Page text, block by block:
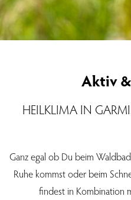
Aktiv
HEILKLIMA IN
Ganz egal ob Du beim
Ruhe kommst oder beim
findest in Kombination